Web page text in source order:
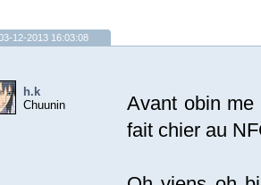
12-2013 16:03:08
h.k
Chuunin
Avant obin
fait chier au